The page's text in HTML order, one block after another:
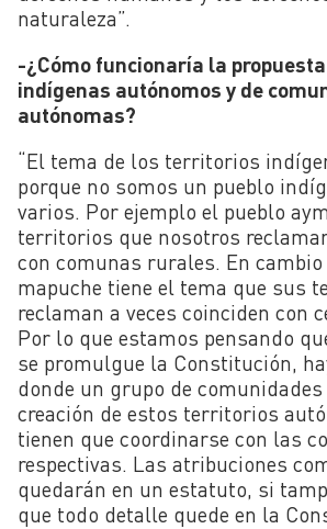
naturaleza”.
-¿Cómo funcionaría la
indígenas autónomos y de
autónomas?
“El tema de los territorios
porque no somos un pueblo
varios. Por ejemplo el pueblo
territorios que nosotros
con comunas rurales. En cambio
mapuche tiene el tema que sus
reclaman a veces coinciden con
Por lo que estamos pensando
se promulgue la Constitución,
donde un grupo de
creación de estos territorios
tienen que coordinarse con las
respectivas. Las atribuciones
quedarán en un estatuto, si
que todo detalle quede en la